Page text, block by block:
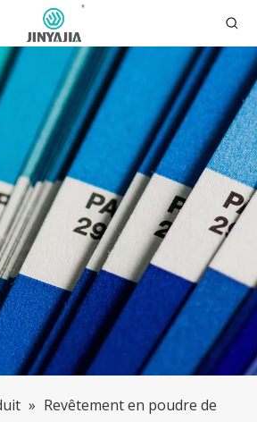
» Revêtement en poudre de